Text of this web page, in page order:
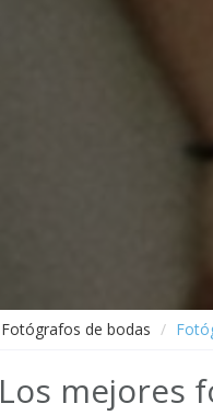
Fotógrafos de bodas
Los mejores